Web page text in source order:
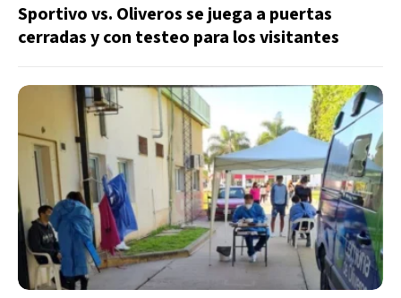
Sportivo vs. Oliveros se juega a puertas
cerradas y con testeo para los visitantes